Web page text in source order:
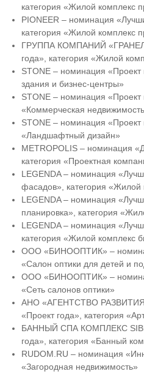
категория «Жилой комплекс
PIONEER – номинация
категория «Жилой комплекс
ГРУППА КОМПАНИЙ
года», категория «Жилой
STONE – номинация
здания и бизнес-центры»
STONE – номинация «Проект
«Коммерческая
STONE – номинация «Проект
«Ландшафтный дизайн»
METROPOLIS – номинация
категория «Проектная
LEGENDA – номинация
фасадов», категория «Жилой
LEGENDA – номинация
планировка», категория
LEGENDA – номинация
категория «Жилой комплекс
ООО «БИНООПТИК» –
«Салон оптики для детей и
ООО «БИНООПТИК» –
«Сеть салонов оптики»
АНО «АГЕНТСТВО
«Проект года», категория
БАННЫЙ СПА КОМПЛЕКС
года», категория «Банный
RUDOM.RU – номинация
«Загородная недвижимость»